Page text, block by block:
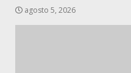
agosto 5, 2026